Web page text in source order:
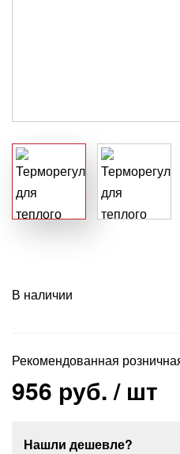
В наличии
Рекомендованная
956 руб./ шт
Нашли дешевле?